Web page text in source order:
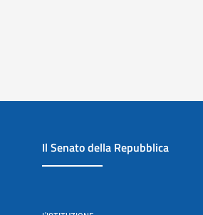
Il Senato della Repubblica